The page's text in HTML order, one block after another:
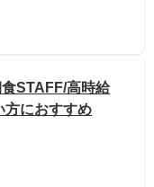
STAFF/高時給
方におすすめ